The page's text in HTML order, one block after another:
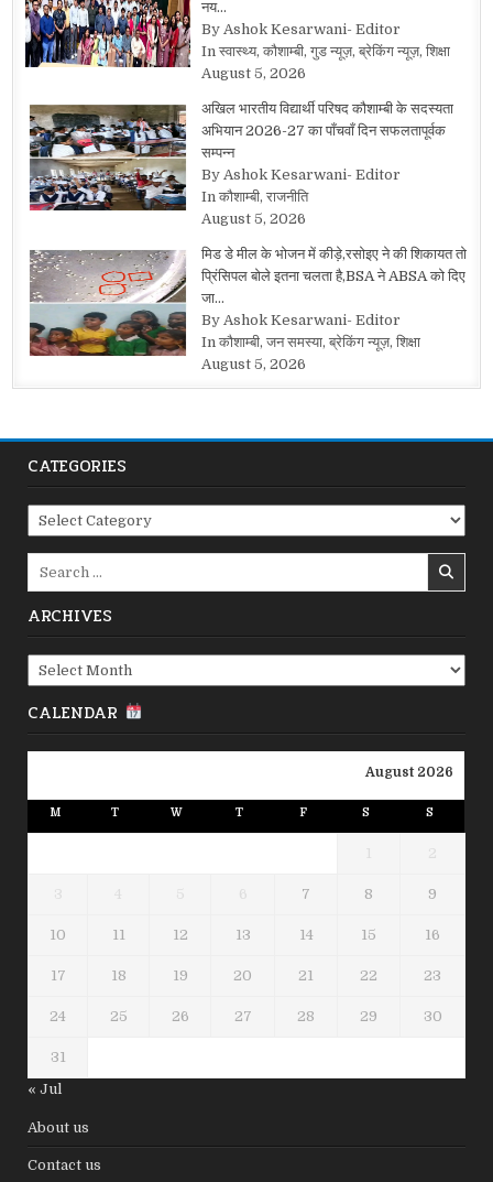
नय…
By Ashok Kesarwani- Editor
In स्वास्थ्य, कौशाम्बी, गुड न्यूज़, ब्रेकिंग न्यूज़, शिक्षा
August 5, 2026
अखिल भारतीय विद्यार्थी परिषद कौशाम्बी के सदस्यता
अभियान 2026-27 का पाँचवाँ दिन सफलतापूर्वक
सम्पन्न
By Ashok Kesarwani- Editor
In कौशाम्बी, राजनीति
August 5, 2026
मिड डे मील के भोजन में कीड़े,रसोइए ने की शिकायत तो
प्रिंसिपल बोले इतना चलता है,BSA ने ABSA को दिए
जा…
By Ashok Kesarwani- Editor
In कौशाम्बी, जन समस्या, ब्रेकिंग न्यूज़, शिक्षा
August 5, 2026
CATEGORIES
Categories
ARCHIVES
Archives
CALENDAR
August 2026
M T W T F S S
1 2
3 4 5 6 7 8 9
10 11 12 13 14 15 16
17 18 19 20 21 22 23
24 25 26 27 28 29 30
31
« Jul
About us
Contact us